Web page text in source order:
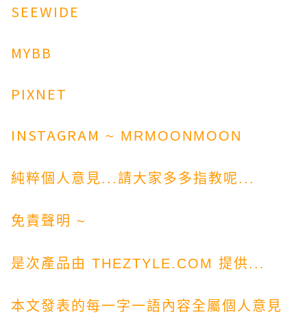
SEEWIDE
MYBB
PIXNET
INSTAGRAM ~ MRMOONMOON
純粹個人意見...請大家多多指教呢...
免責聲明 ~
是次產品由 THEZTYLE.COM 提供...
本文發表的每一字一語內容全屬個人意見